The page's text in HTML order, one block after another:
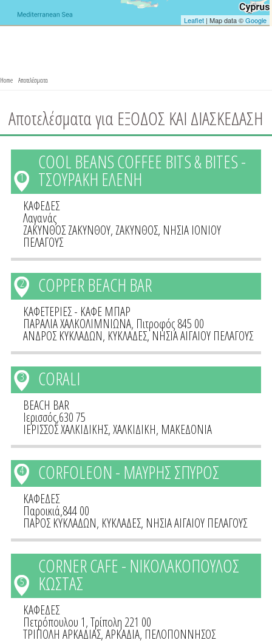
Leaflet| Map data ©Google
You are here
Home Αποτελέσματα
Αποτελέσματα για ΕΞΟΔΟΣ ΚΑΙ ΔΙΑΣΚΕΔΑΣΗ
COOL BEANS COFFEE BITS & BITES -
ΤΣΟΥΡΑΚΗ ΕΛΕΝΗ
1
ΚΑΦΕΔΕΣ
Λαγανάς
ΖΑΚΥΝΘΟΣ ΖΑΚΥΝΘΟΥ, ΖΑΚΥΝΘΟΣ, ΝΗΣΙΑ ΙΟΝΙΟΥ
ΠΕΛΑΓΟΥΣ
COPPER BEACH BAR
2
ΚΑΦΕΤΕΡΙΕΣ - ΚΑΦΕ ΜΠΑΡ
ΠΑΡΑΛΙΑ ΧΑΛΚΟΛΙΜΝΙΩΝΑ, Πιτροφός 845 00
ΑΝΔΡΟΣ ΚΥΚΛΑΔΩΝ, ΚΥΚΛΑΔΕΣ,ΝΗΣΙΑ ΑΙΓΑΙΟΥ ΠΕΛΑΓΟΥΣ
CORALI
3
BEACH BAR
Ιερισσός,630 75
ΙΕΡΙΣΣΟΣ ΧΑΛΚΙΔΙΚΗΣ,ΧΑΛΚΙΔΙΚΗ, ΜΑΚΕΔΟΝΙΑ
CORFOLEON - ΜΑΥΡΗΣ ΣΠΥΡΟΣ
4
ΚΑΦΕΔΕΣ
Παροικιά,844 00
ΠΑΡΟΣ ΚΥΚΛΑΔΩΝ, ΚΥΚΛΑΔΕΣ, ΝΗΣΙΑ ΑΙΓΑΙΟΥ ΠΕΛΑΓΟΥΣ
CORNER CAFE - ΝΙΚΟΛΑΚΟΠΟΥΛΟΣ
ΚΩΣΤΑΣ
5
ΚΑΦΕΔΕΣ
Πετρόπουλου 1, Τρίπολη 221 00
ΤΡΙΠΟΛΗ ΑΡΚΑΔΙΑΣ,ΑΡΚΑΔΙΑ, ΠΕΛΟΠΟΝΝΗΣΟΣ